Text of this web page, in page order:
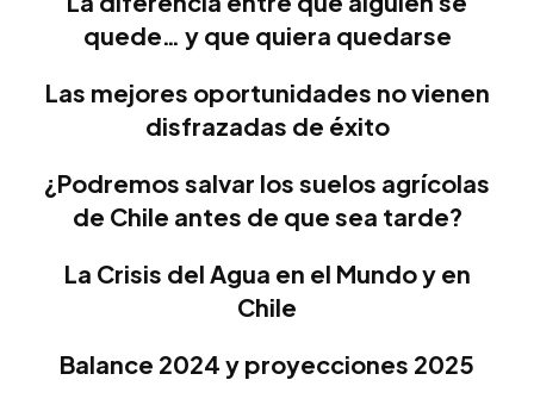
quede… y que quiera quedarse
Las mejores oportunidades no vienen
disfrazadas de éxito
¿Podremos salvar los suelos agrícolas
de Chile antes de que sea tarde?
La Crisis del Agua en el Mundo y en
Chile
Balance 2024 y proyecciones 2025